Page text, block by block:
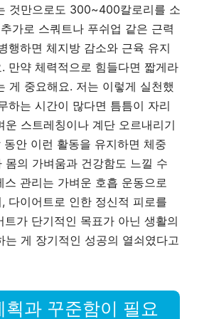
것만으로도 300~400칼로리를 소
가로 스쿼트나 푸쉬업 같은 근력
행하면 체지방 감소와 근육 유지
만약 체력적으로 힘들다면 짧게라
게 중요해요. 저는 이렇게 실천했
하는 시간이 많다면 틈틈이 자리
운 스트레칭이나 계단 오르내리기
안 이런 활동을 유지하면 체중
몸의 가벼움과 건강함도 느낄 수
스 관리는 가벼운 호흡 운동으로
다이어트로 인한 정신적 피로를
트가 단기적인 목표가 아닌 생활의
는 게 장기적인 성공의 열쇠였다고
획과 꾸준함이 필요